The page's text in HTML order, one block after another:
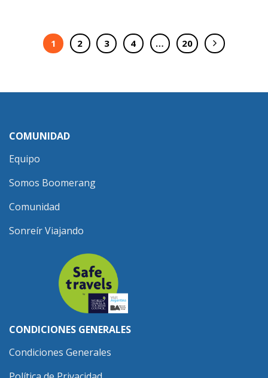
1 2 3 4 … 20
COMUNIDAD
Equipo
Somos Boomerang
Comunidad
Sonreír Viajando
CONDICIONES GENERALES
Condiciones Generales